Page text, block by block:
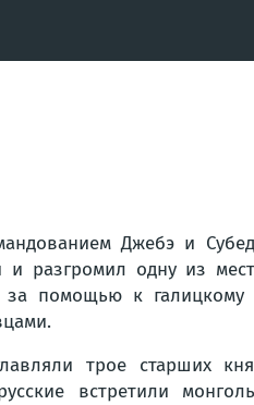
Джебэ и
разгромил одну из
помощью к галицкому
трое старших
встретили